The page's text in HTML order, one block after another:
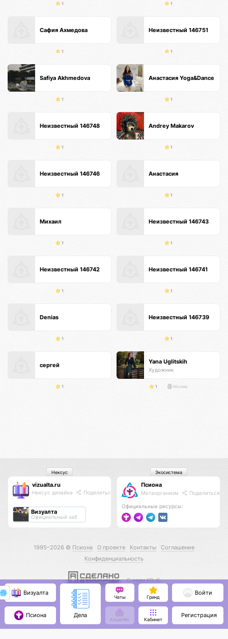
1 1
Сафия Ахмедова
1
Неизвестный 146751
1
Safiya Akhmedova
1
Анастасия Yoga&Dance
1
Неизвестный 146748
1
Andrey Makarov
1
Неизвестный 146746
1
Анастасия
1
Михаил
1
Неизвестный 146743
1
Неизвестный 146742
1
Неизвестный 146741
1
Denias
1
Неизвестный 146739
1
сергей
1
Yana Uglitskih
Художник
1 Москва
vizualta.ru
Нексус дизайна Поделиться
Визуалта
Официальный хаб
Нексус
Псиона
Метаорганизм Поделиться
Официальные ресурсы:
Экосистема
1995–2026 © Псиона О проекте Контакты
Соглашение
Конфиденциальность
С нами КО 🕉️
Визуалта
Псиона Дела
Чаты Гринд
Кошелёк Кабинет
Войти
Регистрация